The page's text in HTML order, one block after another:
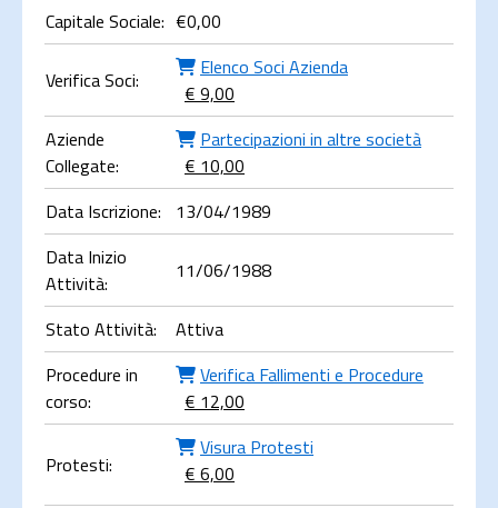
Capitale Sociale: €0,00
Verifica Soci:
Elenco Soci Azienda
€ 9,00
Aziende
Collegate:
Partecipazioni in altre società
€ 10,00
Data Iscrizione:
13/04/1989
Data Inizio
Attività:
11/06/1988
Stato Attività:
Attiva
Procedure in
corso:
Verifica Fallimenti e Procedure
€ 12,00
Protesti:
Visura Protesti
€ 6,00